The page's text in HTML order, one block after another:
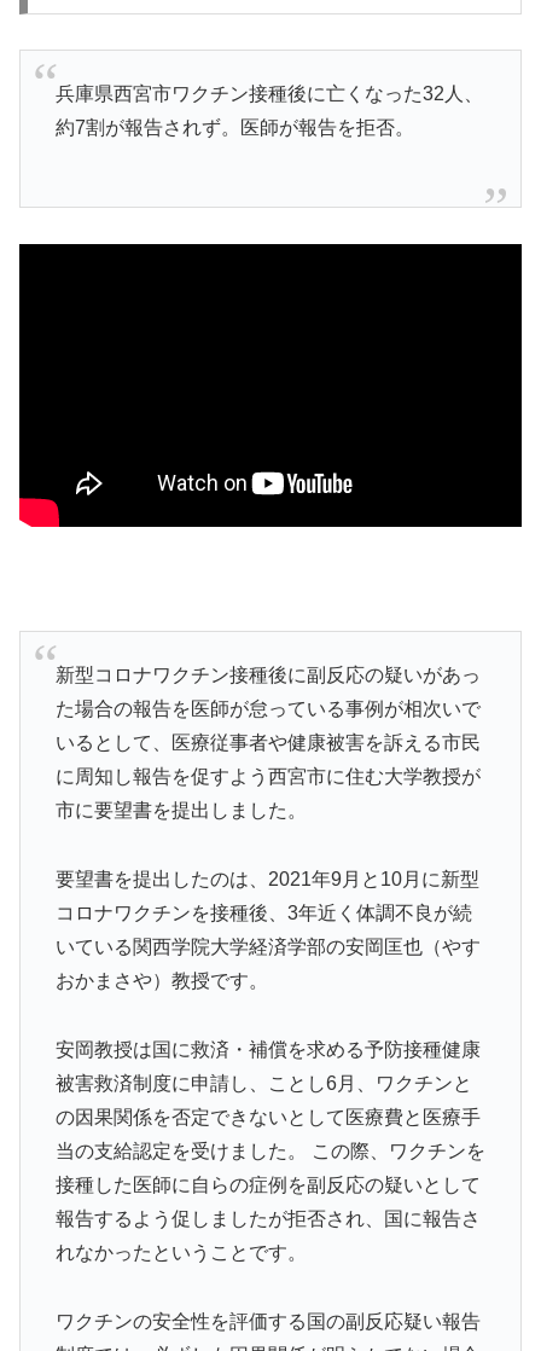
兵庫県西宮市ワクチン接種後に亡くなった32人、
約7割が報告されず。医師が報告を拒否。
新型コロナワクチン接種後に副反応の疑いがあっ
た場合の報告を医師が怠っている事例が相次いで
いるとして、医療従事者や健康被害を訴える市民
に周知し報告を促すよう西宮市に住む大学教授が
市に要望書を提出しました。
要望書を提出したのは、2021年9月と10月に新型
コロナワクチンを接種後、3年近く体調不良が続
いている関西学院大学経済学部の安岡匡也（やす
おかまさや）教授です。
安岡教授は国に救済・補償を求める予防接種健康
被害救済制度に申請し、ことし6月、ワクチンと
の因果関係を否定できないとして医療費と医療手
当の支給認定を受けました。 この際、ワクチンを
接種した医師に自らの症例を副反応の疑いとして
報告するよう促しましたが拒否され、国に報告さ
れなかったということです。
ワクチンの安全性を評価する国の副反応疑い報告